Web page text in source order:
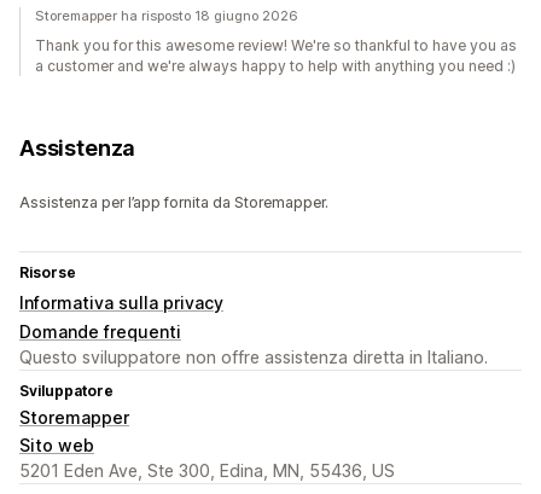
Storemapper ha risposto 18 giugno 2026
Thank you for this awesome review! We're so thankful to have you as
a customer and we're always happy to help with anything you need :)
Assistenza
Assistenza per l’app fornita da Storemapper.
Risorse
Informativa sulla privacy
Domande frequenti
Questo sviluppatore non offre assistenza diretta in Italiano.
Sviluppatore
Storemapper
Sito web
5201 Eden Ave, Ste 300, Edina, MN, 55436, US